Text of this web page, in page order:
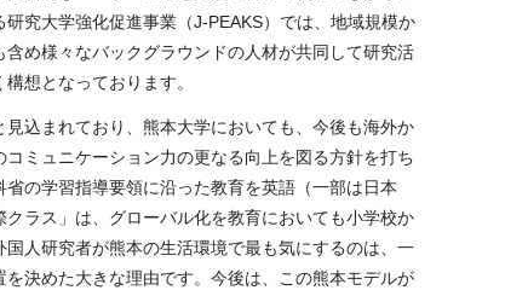
研究大学強化促進事業（J-PEAKS）では、地域規模か
め様々なバックグラウンドの人材が共同して研究活
想となっております。
込まれており、熊本大学においても、今後も海外か
ミュニケーション力の更なる向上を図る方針を打ち
の学習指導要領に沿った教育を英語（一部は日本
ラス」は、グローバル化を教育においても小学校か
人研究者が熊本の生活環境で最も気にするのは、一
決めた大きな理由です。今後は、この熊本モデルが